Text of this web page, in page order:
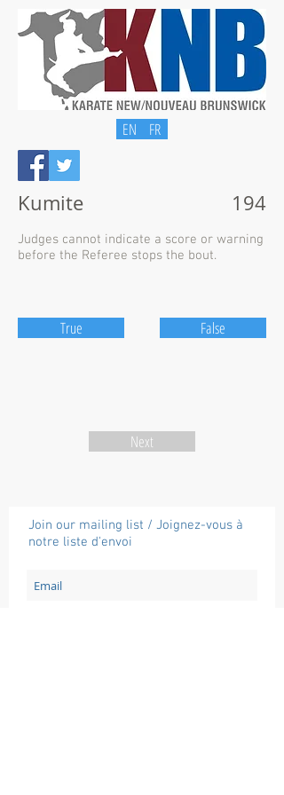
EN FR
Kumite 194
Judges cannot indicate a score or warning
before the Referee stops the bout.
True False
Next
Join our mailing list / Joignez-vous à
notre liste d'envoi